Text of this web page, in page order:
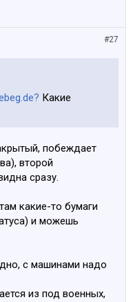
#27
Какие
побеждает
второй
сразу.
какие-то бумаги
и можешь
с машинами надо
из под военных,